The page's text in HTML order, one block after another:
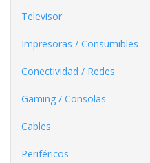
Televisor
Impresoras / Consumibles
Conectividad / Redes
Gaming / Consolas
Cables
Periféricos